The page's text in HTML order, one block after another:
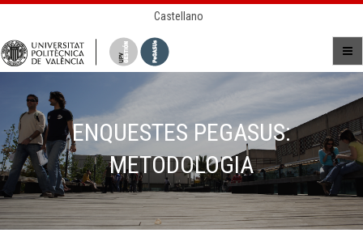
Castellano
ENQUESTES PEGASUS:
METODOLOGIA